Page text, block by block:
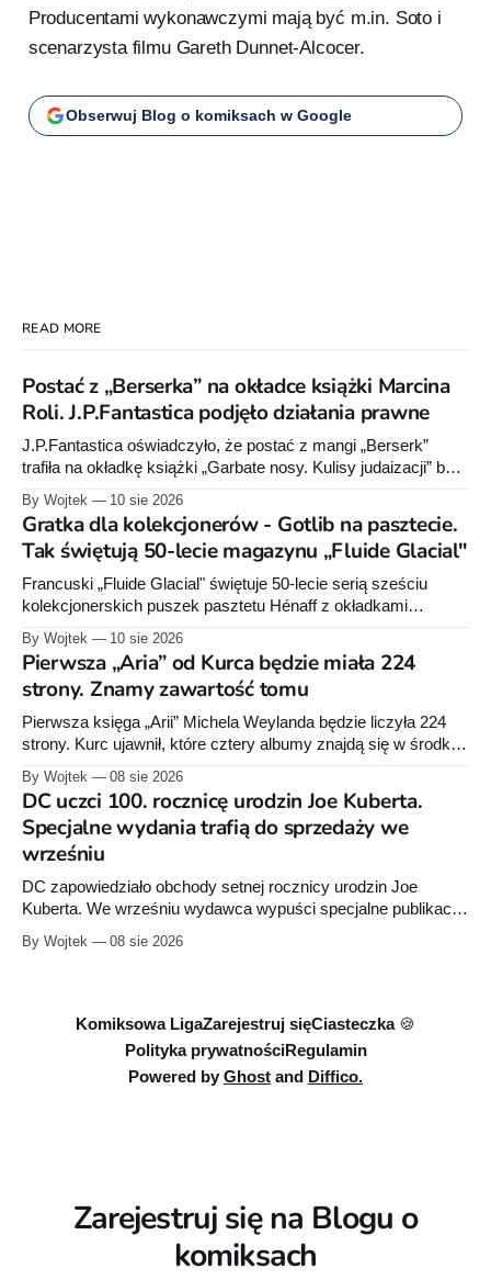
Producentami wykonawczymi mają być m.in. Soto i
scenarzysta filmu Gareth Dunnet-Alcocer.
Obserwuj Blog o komiksach w Google
READ MORE
Postać z „Berserka” na okładce książki Marcina
Roli. J.P.Fantastica podjęło działania prawne
J.P.Fantastica oświadczyło, że postać z mangi „Berserk”
trafiła na okładkę książki „Garbate nosy. Kulisy judaizacji” bez
działaniach prawnych, lecz nie ujawnił ich zakresu.
By Wojtek 10 sie 2026
Gratka dla kolekcjonerów - Gotlib na pasztecie.
Tak świętują 50-lecie magazynu „Fluide Glacial"
Francuski „Fluide Glacial" świętuje 50-lecie serią sześciu
kolekcjonerskich puszek pasztetu Hénaff z okładkami
na spożywce goszczą raczej superbohaterowie DC i Marvela.
Batmana na pasztecie chyba jeszcze nie było.
By Wojtek 10 sie 2026
Pierwsza „Aria” od Kurca będzie miała 224
strony. Znamy zawartość tomu
Pierwsza księga „Arii” Michela Weylanda będzie liczyła 224
strony. Kurc ujawnił, które cztery albumy znajdą się w środku i
By Wojtek 08 sie 2026
DC uczci 100. rocznicę urodzin Joe Kuberta.
Specjalne wydania trafią do sprzedaży we
wrześniu
DC zapowiedziało obchody setnej rocznicy urodzin Joe
Kuberta. We wrześniu wydawca wypuści specjalne publikacje
sprzedaży niemal dokładnie w dniu jego urodzin.
By Wojtek 08 sie 2026
Komiksowa LigaZarejestruj sięCiasteczka 🍪
Polityka prywatnościRegulamin
Powered by Ghost and Diffico.
Zarejestruj się na Blogu o
komiksach